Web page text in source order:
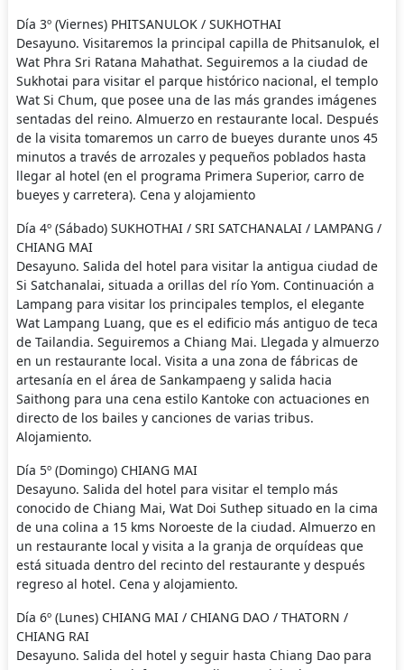
Día 3º (Viernes) PHITSANULOK / SUKHOTHAI
Desayuno. Visitaremos la principal capilla de Phitsanulok, el
Wat Phra Sri Ratana Mahathat. Seguiremos a la ciudad de
Sukhotai para visitar el parque histórico nacional, el templo
Wat Si Chum, que posee una de las más grandes imágenes
sentadas del reino. Almuerzo en restaurante local. Después
de la visita tomaremos un carro de bueyes durante unos 45
minutos a través de arrozales y pequeños poblados hasta
llegar al hotel (en el programa Primera Superior, carro de
bueyes y carretera). Cena y alojamiento
Día 4º (Sábado) SUKHOTHAI / SRI SATCHANALAI / LAMPANG /
CHIANG MAI
Desayuno. Salida del hotel para visitar la antigua ciudad de
Si Satchanalai, situada a orillas del río Yom. Continuación a
Lampang para visitar los principales templos, el elegante
Wat Lampang Luang, que es el edificio más antiguo de teca
de Tailandia. Seguiremos a Chiang Mai. Llegada y almuerzo
en un restaurante local. Visita a una zona de fábricas de
artesanía en el área de Sankampaeng y salida hacia
Saithong para una cena estilo Kantoke con actuaciones en
directo de los bailes y canciones de varias tribus.
Alojamiento.
Día 5º (Domingo) CHIANG MAI
Desayuno. Salida del hotel para visitar el templo más
conocido de Chiang Mai, Wat Doi Suthep situado en la cima
de una colina a 15 kms Noroeste de la ciudad. Almuerzo en
un restaurante local y visita a la granja de orquídeas que
está situada dentro del recinto del restaurante y después
regreso al hotel. Cena y alojamiento.
Día 6º (Lunes) CHIANG MAI / CHIANG DAO / THATORN /
CHIANG RAI
Desayuno. Salida del hotel y seguir hasta Chiang Dao para